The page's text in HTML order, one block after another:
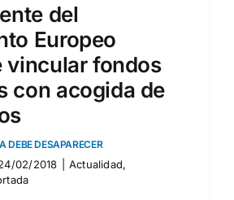
del
Europeo
vincular fondos
con acogida de
DEBE DESAPARECER
02/2018 Actualidad,